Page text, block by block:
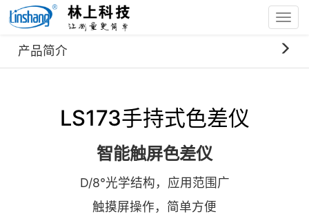
首页 产品中心
LS173手持式色差仪
智能触屏色差仪
D/8°光学结构，应用范围广
触摸屏操作，简单方便
产品简介